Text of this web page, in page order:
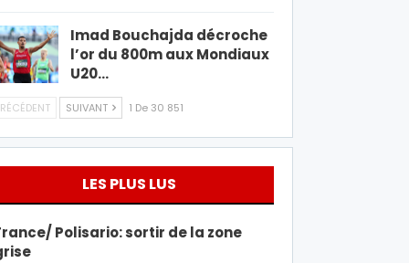
Imad Bouchajda décroche
l’or du 800m aux Mondiaux
U20…
SUIVANT 1 De 30 851
LES PLUS LUS
Polisario: sortir de la zone